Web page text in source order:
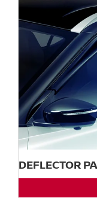
DEFLECTOR